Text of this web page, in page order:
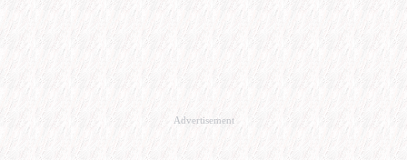
Advertisement